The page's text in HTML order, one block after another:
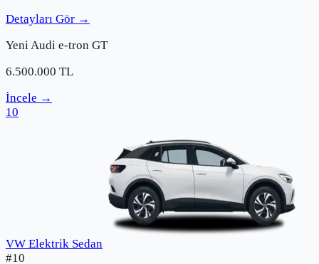
Detayları Gör →
Yeni Audi e-tron GT
6.500.000 TL
İncele →
10
VW Elektrik Sedan
#10